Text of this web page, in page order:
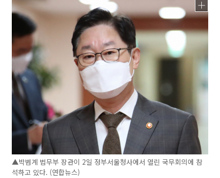
▲박범계 법무부 장관이 2일 정부서울청사에서 열린 국무회의에 참
석하고 있다. (연합뉴스)